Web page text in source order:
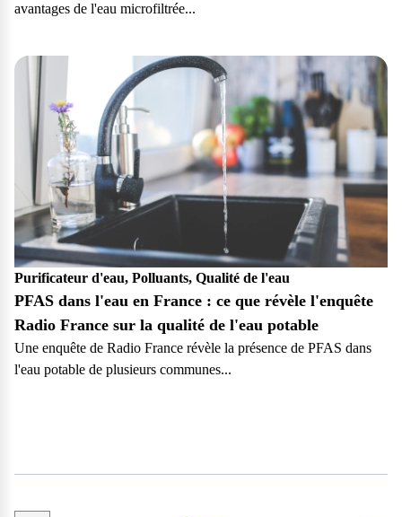
avantages de l'eau microfiltrée...
Purificateur d'eau, Polluants, Qualité de l'eau
PFAS dans l'eau en France : ce que révèle l'enquête
Radio France sur la qualité de l'eau potable
Une enquête de Radio France révèle la présence de PFAS dans
l'eau potable de plusieurs communes...